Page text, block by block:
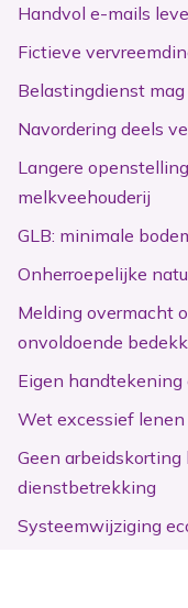
Handvol e-mails
Fictieve
Belastingdienst
Navordering deels
Langere
melkveehouderij
GLB: minimale
Onherroepelijke
Melding overmacht
onvoldoende
Eigen
Wet excessief
Geen
dienstbetrekking
Systeemwijziging